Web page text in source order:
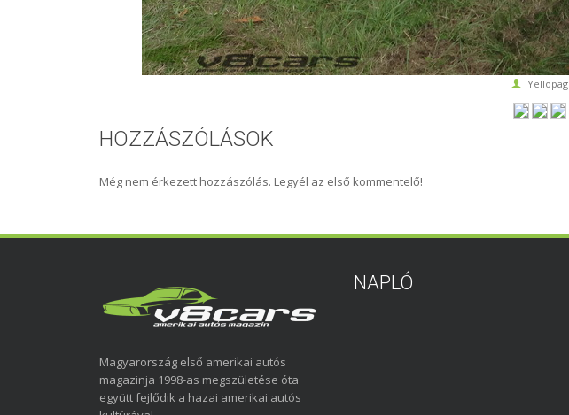
HOZZÁSZÓLÁSOK
Még nem érkezett hozzászólás. Legyél az első kommentelő!
Magyarország első amerikai autós
magazinja 1998-as megszületése óta
együtt fejlődik a hazai amerikai autós
NAPLÓ